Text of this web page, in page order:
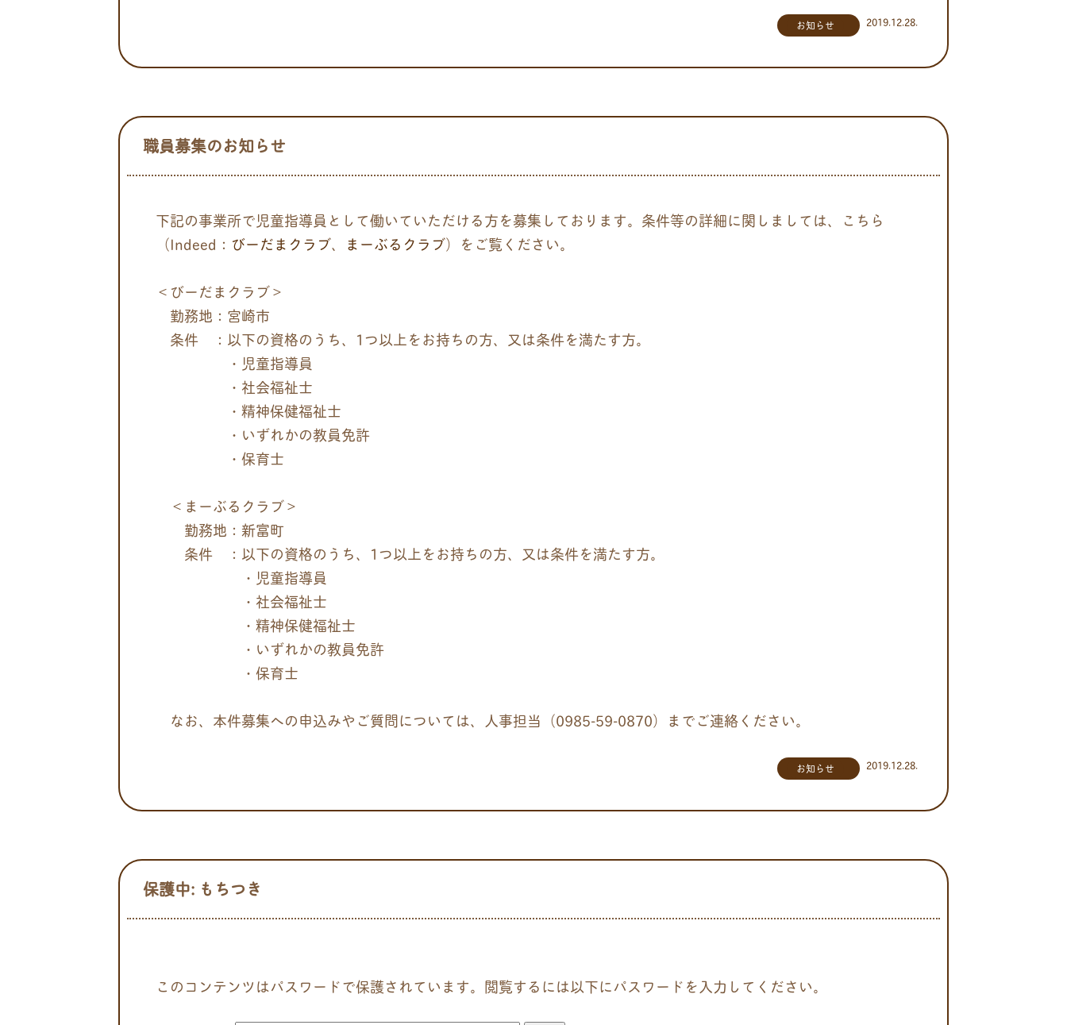
2019.12.28.
お知らせ
職員募集のお知らせ
下記の事業所で児童指導員として働いていただける方を募集しております。条件等の詳細に関しましては、こちら
（Indeed： びーだまクラブ、 まーぶるクラブ）をご覧ください。
＜びーだまクラブ＞
勤務地：宮崎市
条件 ：以下の資格のうち、1つ以上をお持ちの方、又は条件を満たす方。
・児童指導員
・社会福祉士
・精神保健福祉士
・いずれかの教員免許
・保育士
＜まーぶるクラブ＞
勤務地：新富町
条件 ：以下の資格のうち、1つ以上をお持ちの方、又は条件を満たす方。
・児童指導員
・社会福祉士
・精神保健福祉士
・いずれかの教員免許
・保育士
なお、本件募集への申込みやご質問については、人事担当（0985-59-0870）までご連絡ください。
2019.12.28.
お知らせ
保護中: もちつき
このコンテンツはパスワードで保護されています。閲覧するには以下にパスワードを入力してください。